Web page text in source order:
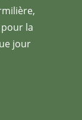
la
jour